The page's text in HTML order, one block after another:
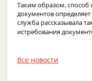
Таким образом, способ
документов
служба рассказывала
истребования
Все новости